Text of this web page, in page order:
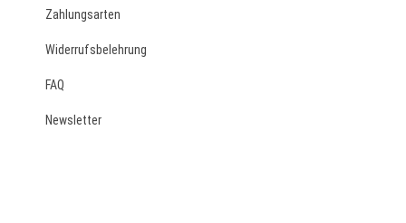
Zahlungsarten
Widerrufsbelehrung
FAQ
Newsletter